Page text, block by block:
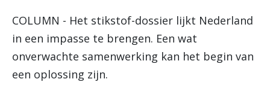
COLUMN - Het stikstof-dossier lijkt Nederland
in een impasse te brengen. Een wat
onverwachte samenwerking kan het begin van
een oplossing zijn.